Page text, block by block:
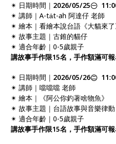
✴ 日期時間｜ 2026/05/25㊀
✴ 講師｜A-ta̍t-ah 阿達仔 老師
✴ 繪本｜看繪本說台語《大貓來了
✴ 故事主題｜古錐的貓仔
✴ 適合年齡｜0-5歲親子
講故事手作限15名，手作額滿可報
✴ 日期時間｜ 2026/05/26㊁
✴ 講師｜噹噹噹 老師
✴ 繪本｜《阿公你釣著啥物魚》
✴ 故事主題｜台語故事與音樂律動
✴ 適合年齡｜0-5歲親子
講故事手作限15名，手作額滿可報